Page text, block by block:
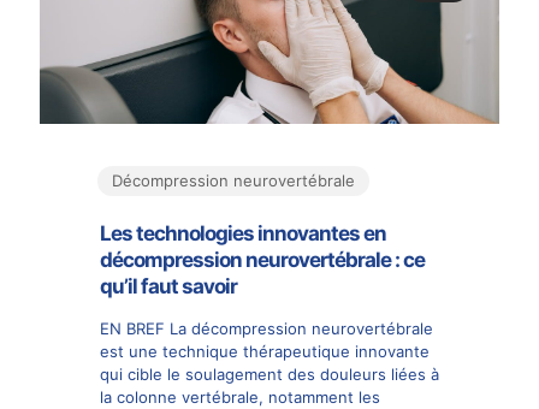
Décompression neurovertébrale
Les technologies innovantes en
décompression neurovertébrale : ce
qu’il faut savoir
EN BREF La décompression neurovertébrale
est une technique thérapeutique innovante
qui cible le soulagement des douleurs liées à
la colonne vertébrale, notamment les